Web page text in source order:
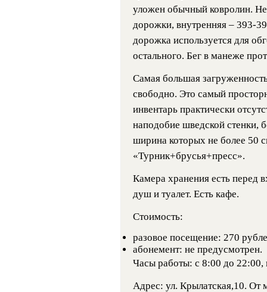
уложен обычный ковролин.
дорожки, внутренняя – 393-
дорожка используется для
остального. Бег в манеже
Самая большая
свободно. Это самый
инвентарь практически
наподобие шведской стенки,
ширина которых не более 50
«Турник+брусья+пресс».
Камера хранения есть перед
душ и туалет. Есть кафе.
Стоимость:
разовое посещение: 270
абонемент: не предусмотрен.
Часы работы: с 8:00 до 22:00,
Адрес: ул. Крылатская,10.